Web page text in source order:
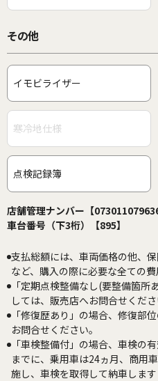
その他
イモビライザー
寒冷地仕様
点検記録簿
店舗管理ナンバー【073011079636
車台番号（下3桁）【895】
支払総額には、車両価格の他、
など、購入の際に必要な全ての費
「定期点検整備なし(要整備箇
しては、販売店へお問合せくださ
「修復歴あり」の場合、修復部
お問合せください。
「車検整備付」の場合、車検の
までに、乗用車は24ヵ月、商用
施し、車検を取得して納車しま